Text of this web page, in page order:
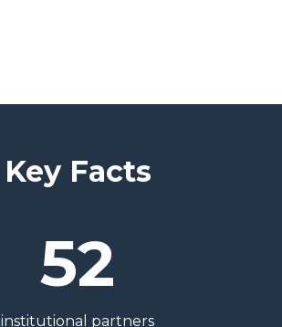
Key Facts
52
institutional partners